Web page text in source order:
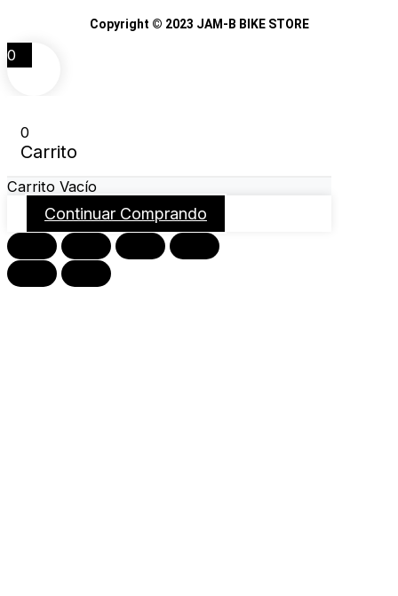
Copyright © 2023 JAM-B BIKE STORE
0
0
Carrito
Carrito Vacío
Continuar Comprando